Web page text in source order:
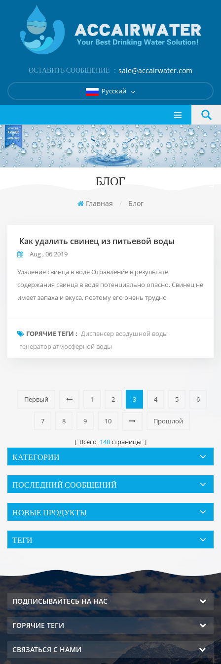
ОСТАВИТЬ СООБЩЕНИЕ ： sale@accairwater.com
Русский
БЛОГ
Главная / Блог
Как удалить свинец из питьевой воды
Aug , 06 2019
Удаление свинца в воде Отравление в результате
содержания свинца в воде потенциально опасно. Свинец не
имеет запаха и вкуса, поэтому его очень трудно
нанести ущерб различным частям тела, включая почки,
нервную систему и мозг. Одним из наиболее
ГОРЯЧИЕ ТЕГИ : Диспенсер воздушной воды
генератор атмосферной воды
Первый 1 2 3 4 5 6
7 8 9 10 Прошлой
[ Всего 148страницы ]
КАТЕГОРИИ
ПОСЛЕДНИЙ СООБЩЕНИЙ
НОВЫЕ ПРОДУКТЫ
ТЕГИ
ПОДПИСЫВАЙТЕСЬ НА НАС
ГОРЯЧИЕ ТЕГИ
СВЯЗАТЬСЯ С НАМИ